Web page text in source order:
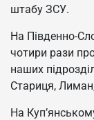
штабу ЗСУ.
На Південно-
чотири рази
наших
Стариця,
На